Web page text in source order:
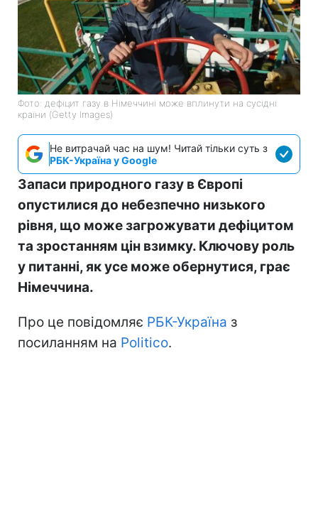
Фото: дефіцит газу в Німеччині може вплинути на сусідні
країни (Getty Images)
Не витрачай час на шум! Читай тільки суть з
РБК-Україна у Google
Запаси природного газу в Європі
опустилися до небезпечно низького
рівня, що може загрожувати дефіцитом
та зростанням цін взимку. Ключову роль
у питанні, як усе може обернутися, грає
Німеччина.
Про це повідомляє РБК-Україна з
посиланням на Politico.